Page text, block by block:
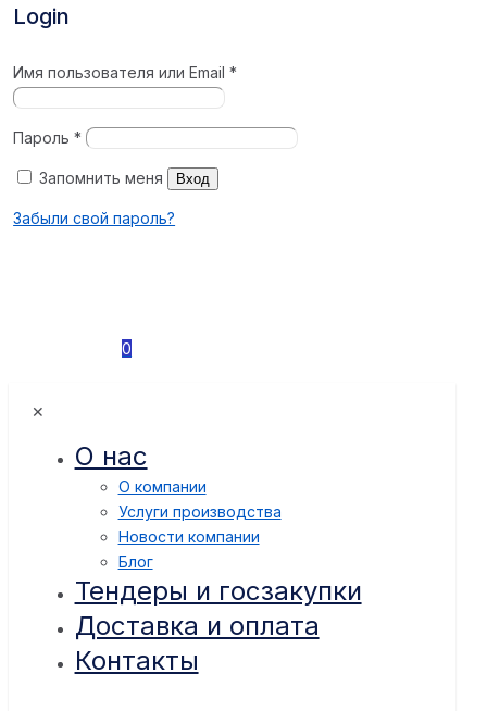
Login
Имя пользователя или Email*
Пароль*
Запомнить меня Вход
Забыли свой пароль?
0
✕
О нас
О компании
Услуги производства
Новости компании
Блог
Тендеры и госзакупки
Доставка и оплата
Контакты